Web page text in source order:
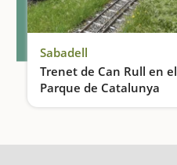
Sabadell
Trenet de Can Rull en el
Parque de Catalunya